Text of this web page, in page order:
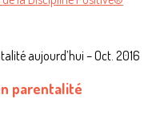
parentalité